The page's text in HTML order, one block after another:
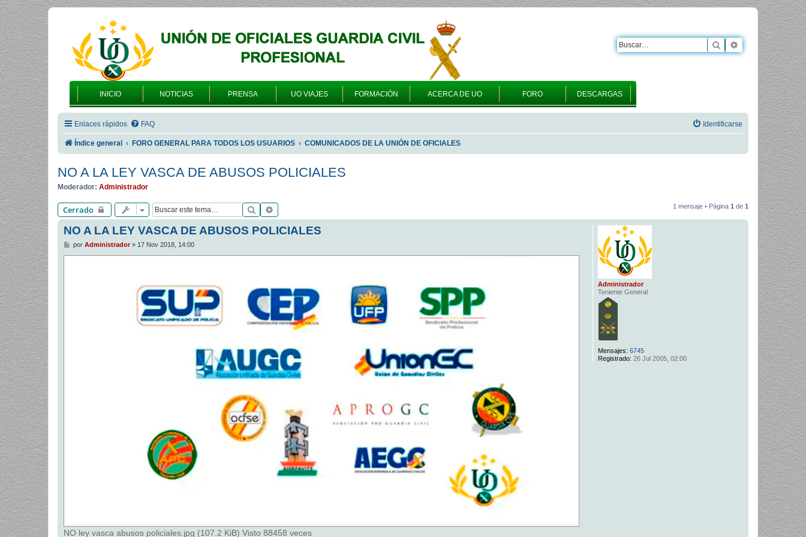
INICIO NOTICIAS PRENSA UO VIAJES FORMACIÓN ACERCA DE UO FORO DESCARGAS
Buscar Búsqueda
Enlaces rápidos FAQ Identificarse
Índice general FORO GENERAL PARA TODOS LOS USUARIOS COMUNICADOS DE LA UNIÓN DE OFICIALES
NO A LA LEY VASCA DE ABUSOS POLICIALES
Moderador: Administrador
Cerrado Buscar 1 mensaje • Página 1 de 1
Administrador
Teniente General
Mensajes: 6745
Registrado: 26 Jul 2005, 02:00
NO A LA LEY VASCA DE ABUSOS POLICIALES
M
por Administrador» 17 Nov 2018, 14:00
NO ley vasca abusos policiales.jpg (107.2 KiB) Visto 88458 veces